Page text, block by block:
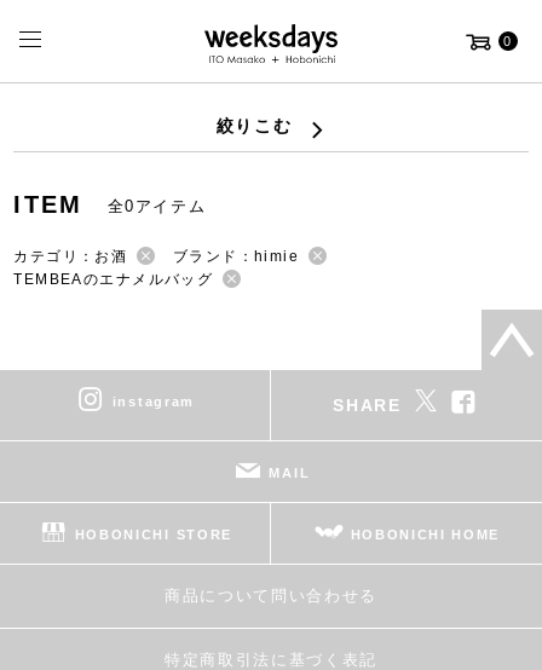
0
絞りこむ
ITEM 全0アイテム
カテゴリ：お酒
ブランド：himie
TEMBEAのエナメルバッグ
instagram SHARE
MAIL
HOBONICHI STORE HOBONICHI HOME
商品について問い合わせる
特定商取引法に基づく表記